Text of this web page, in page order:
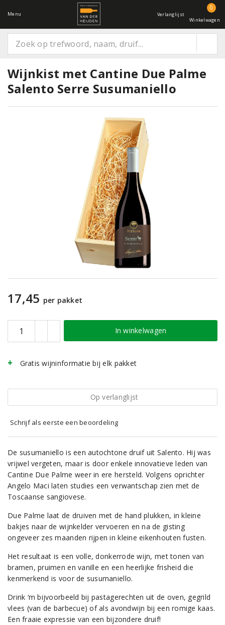
Menu Verlanglijst
0
Winkelwagen
Wijnkist met Cantine Due Palme
Salento Serre Susumaniello
17,45 per pakket
In winkelwagen
Gratis wijninformatie bij elk pakket
Op verlanglijst
Schrijf als eerste een beoordeling
De susumaniello is een autochtone druif uit Salento. Hij was
vrijwel vergeten, maar is door enkele innovatieve leden van
Cantine Due Palme weer in ere hersteld. Volgens oprichter
Angelo Maci laten studies een verwantschap zien met de
Toscaanse sangiovese.
Due Palme laat de druiven met de hand plukken, in kleine
bakjes naar de wijnkelder vervoeren en na de gisting
ongeveer zes maanden rijpen in kleine eikenhouten fusten.
Het resultaat is een volle, donkerrode wijn, met tonen van
bramen, pruimen en vanille en een heerlijke frisheid die
kenmerkend is voor de susumaniello.
Drink ‘m bijvoorbeeld bij pastagerechten uit de oven, gegrild
vlees (van de barbecue) of als avondwijn bij een romige kaas.
Een fraaie expressie van een bijzondere druif!